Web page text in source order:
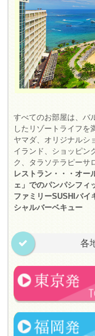
すべてのお部屋は、バ
したリゾートライフを
ヤマダ、オリジナルシ
イランド、ショッピン
ク、タラソテラピーサ
レストラン・・・オー
ェ」でのパンパシフィ
ファミリーSUSHIバイ
シャルバーベキュー
各